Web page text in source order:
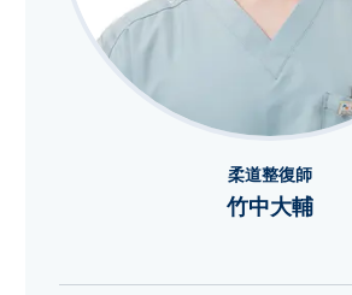
柔道整復師
竹中大輔